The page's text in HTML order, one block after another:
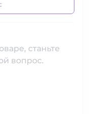
станьте
вопрос.